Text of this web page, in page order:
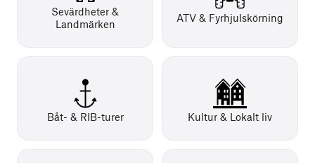
Sevärdheter &
Landmärken
ATV & Fyrhjulskörning
Båt- & RIB-turer Kultur & Lokalt liv